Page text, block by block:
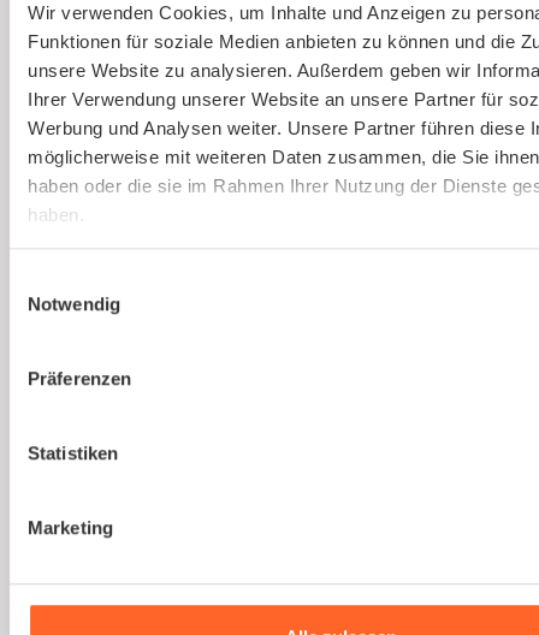
Wir verwenden Cookies, um Inhalte und Anzeigen zu
Funktionen für soziale Medien anbieten zu können und die
unsere Website zu analysieren. Außerdem geben wir
Ihrer Verwendung unserer Website an unsere Partner für
Werbung und Analysen weiter. Unsere Partner führen diese
möglicherweise mit weiteren Daten zusammen, die Sie
haben oder die sie im Rahmen Ihrer Nutzung der Dienste
haben.
Notwendig
Präferenzen
Statistiken
Marketing
Psychische Belastungen am Arbeitsplatz mit
validierten Verfahren und einfacher
Durchführung erfassen.
Gesetzlich vorgeschriebene
Gefährdungsbeurteilung einfach erstellen
lassen.
Mehr erfahren
Du bist noch unsicher, ob
für euer Unternehmen